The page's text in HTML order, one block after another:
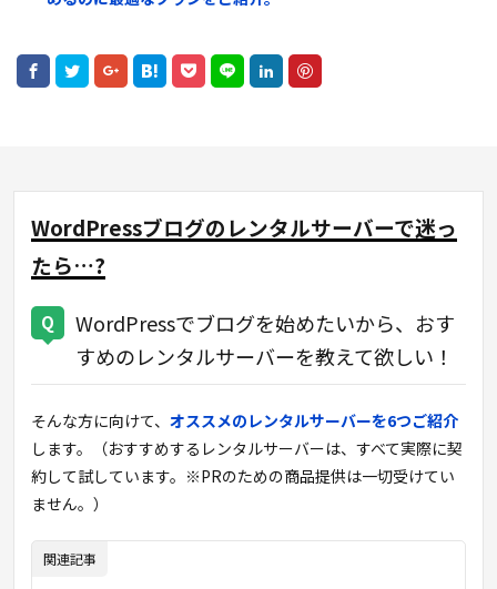
WordPressブログのレンタルサーバーで迷っ
たら…?
WordPressでブログを始めたいから、おす
すめのレンタルサーバーを教えて欲しい！
そんな方に向けて、 オススメのレンタルサーバーを6つご紹介
します。（おすすめするレンタルサーバーは、すべて実際に契
約して試しています。※PRのための商品提供は一切受けてい
ません。）
関連記事